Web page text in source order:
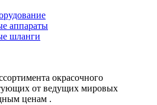
аппараты
шланги
окрасочного
от ведущих мировых
ценам .